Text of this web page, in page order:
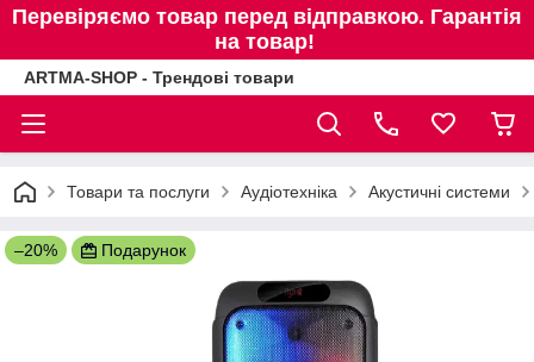
Перевіряємо товар перед відправкою. Гарантія
на товар!
ARTMA-SHOP - Трендові товари
Товари та послуги Аудіотехніка Акустичні системи
–20% Подарунок